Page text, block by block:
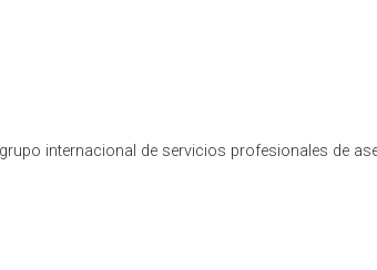
grupo internacional de servicios profesionales de